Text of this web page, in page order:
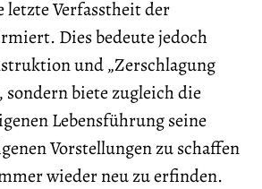
Verfasstheit der
Dies bedeute jedoch
und „Zerschlagung
sondern biete zugleich die
Lebensführung seine
Vorstellungen zu schaffen
wieder neu zu erfinden.